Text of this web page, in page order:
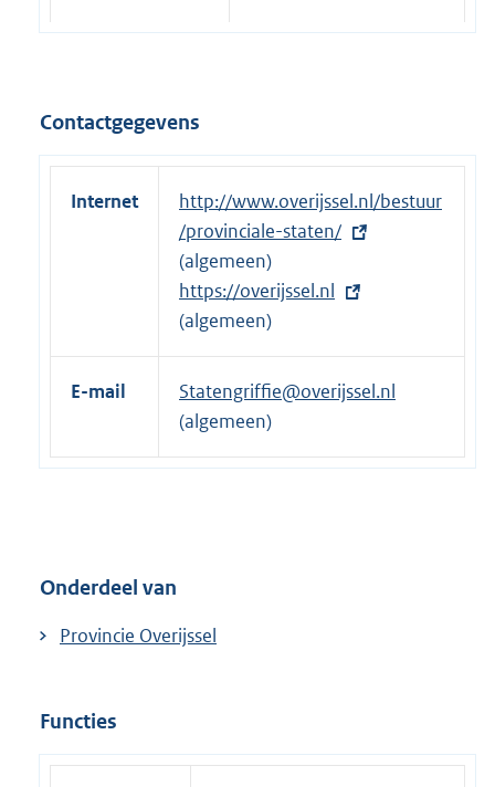
Contactgegevens
Internet
E
x
t
e
r
n
e
l
n
http://www.overijssel.nl/bestuur
/provinciale-staten/
(algemeen)
E
x
t
e
r
e
https://overijssel.nl
(algemeen)
E-mail
Statengriffie@overijssel.nl
(algemeen)
Onderdeel van
Provincie Overijssel
Functies